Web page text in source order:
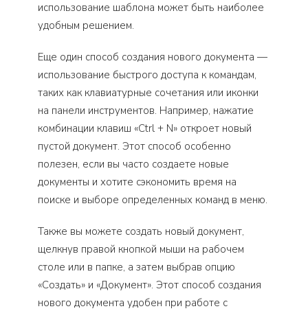
использование шаблона может быть наиболее
удобным решением.
Еще один способ создания нового документа —
использование быстрого доступа к командам,
таких как клавиатурные сочетания или иконки
на панели инструментов. Например, нажатие
комбинации клавиш «Ctrl + N» откроет новый
пустой документ. Этот способ особенно
полезен, если вы часто создаете новые
документы и хотите сэкономить время на
поиске и выборе определенных команд в меню.
Также вы можете создать новый документ,
щелкнув правой кнопкой мыши на рабочем
столе или в папке, а затем выбрав опцию
«Создать» и «Документ». Этот способ создания
нового документа удобен при работе с